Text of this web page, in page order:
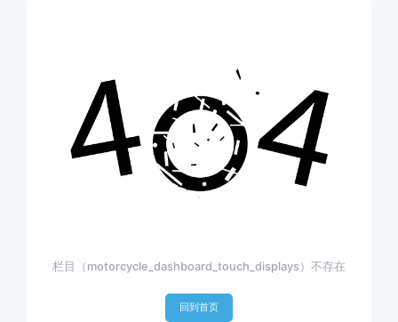
栏目（motorcycle_dashboard_touch_displays）不存在
回到首页